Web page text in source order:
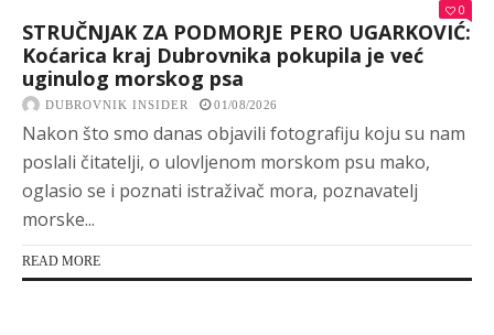
0
STRUČNJAK ZA PODMORJE PERO UGARKOVIĆ:
Koćarica kraj Dubrovnika pokupila je već
uginulog morskog psa
DUBROVNIK INSIDER 01/08/2026
Nakon što smo danas objavili fotografiju koju su nam
poslali čitatelji, o ulovljenom morskom psu mako,
oglasio se i poznati istraživač mora, poznavatelj
morske...
READ MORE